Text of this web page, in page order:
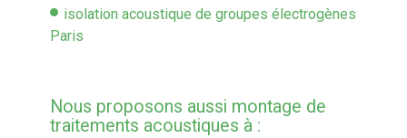
isolation acoustique de groupes électrogènes
Paris
Nous proposons aussi montage de
traitements acoustiques à :